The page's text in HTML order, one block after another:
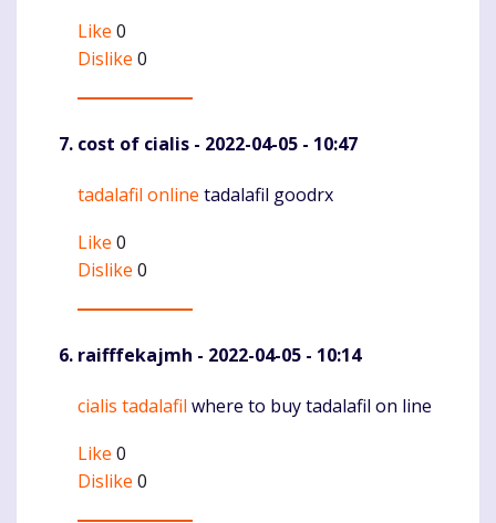
Like 0
Dislike 0
cost of cialis - 2022-04-05 - 10:47
Komentaras
tadalafil online tadalafil goodrx
Like 0
Dislike 0
raifffekajmh - 2022-04-05 - 10:14
Komentaras
cialis tadalafil where to buy tadalafil on line
Like 0
Dislike 0